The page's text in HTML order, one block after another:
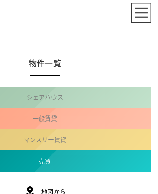
物件一覧
シェアハウス
一般賃貸
マンスリー賃貸
売買
地図から